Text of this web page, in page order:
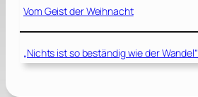
Vom Geist der Weihnacht
„Nichts ist so beständig wie der Wandel“